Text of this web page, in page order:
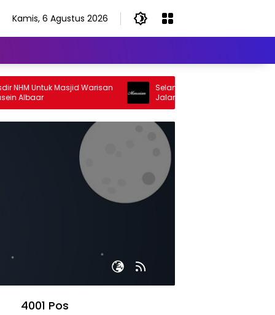
Kamis, 6 Agustus 2026
Untuk Masjid Warisan
Selamat Jalan Sang Inspirator,
Jalan Abangku Yuslam Idris
4001 Pos